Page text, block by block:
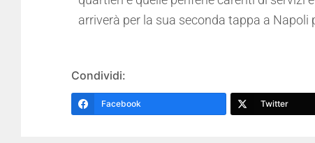
arriverà per la sua seconda tappa a Napoli
Condividi:
Facebook Twitter